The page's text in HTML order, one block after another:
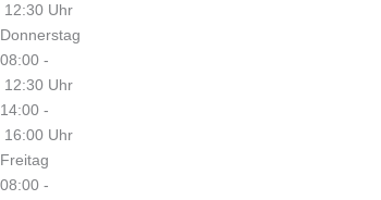
12:30 Uhr
Donnerstag
08:00 -
12:30 Uhr
14:00 -
16:00 Uhr
Freitag
08:00 -